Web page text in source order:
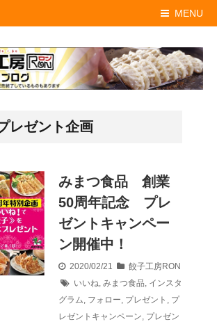
MENU
レゼント企画
みまつ食品 創業
50周年記念 プレ
ゼントキャンペー
ン開催中！
2020/02/21
餃子工房RON
いいね みまつ食品 インスタ
グラム フォロー プレゼント
プ
レゼントキャンペーン プレゼン